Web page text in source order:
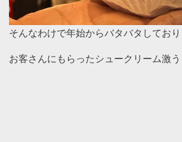
そんなわけで年始からバタバタしてお
お客さんにもらったシュークリーム激